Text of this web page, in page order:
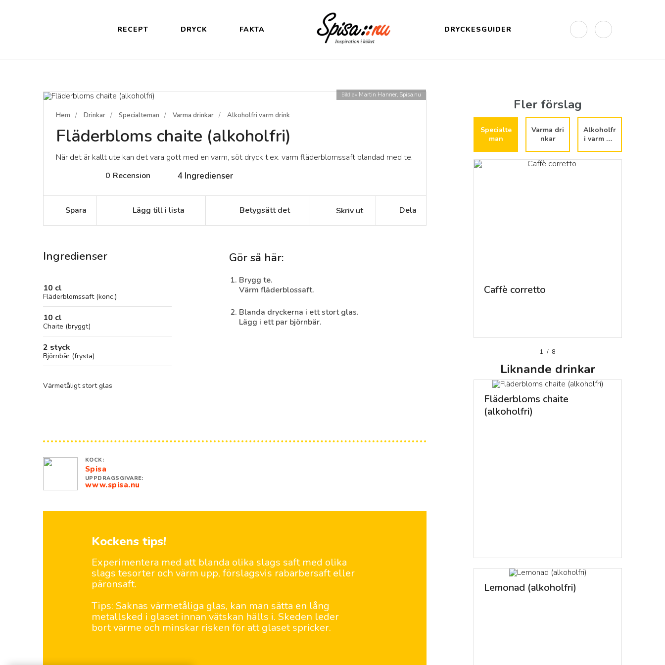
RECEPT DRYCK FAKTA DRYCKESGUIDER
Bild av Martin Hanner, Spisa.nu
Hem Drinkar Specialteman Varma drinkar Alkoholfri varm drink
Fläderbloms chaite (alkoholfri)
När det är kallt ute kan det vara gott med en varm, söt dryck t.ex. varm fläderblomssaft blandad med te.
0 Recension 4 Ingredienser
Spara Lägg till i lista Betygsätt det Skriv ut Dela
Ingredienser
10 cl
Fläderblomssaft (konc.)
10 cl
Chaite (bryggt)
2 styck
Björnbär (frysta)
Värmetåligt stort glas
Gör så här:
Brygg te.
Värm fläderblossaft.
Blanda dryckerna i ett stort glas.
Lägg i ett par björnbär.
KOCK:
Spisa
UPPDRAGSGIVARE:
www.spisa.nu
Kockens tips!
Experimentera med att blanda olika slags saft med olika
slags tesorter och värm upp, förslagsvis rabarbersaft eller
päronsaft.
Tips: Saknas värmetåliga glas, kan man sätta en lång
metallsked i glaset innan vätskan hälls i. Skeden leder
bort värme och minskar risken för att glaset spricker.
Fler förslag
Specialte
man
Varma dri
nkar
Alkoholfr
i varm dri
Caffè corretto
1 / 8
Liknande drinkar
Fläderbloms chaite
(alkoholfri)
Lemonad (alkoholfri)